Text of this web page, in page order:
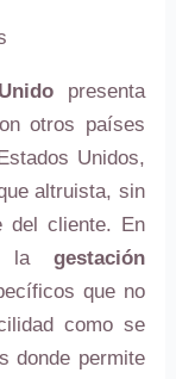
presenta
otros países
Unidos,
altruista, sin
del cliente. En
la gestación
que no
como se
donde permite